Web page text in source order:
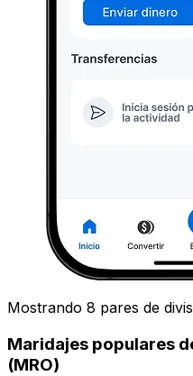
Mostrando 8 pares de
Maridajes populares
(MRO)